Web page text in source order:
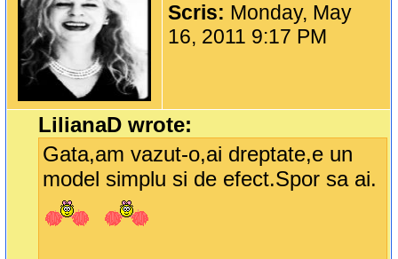
Scris: Monday, May
16, 2011 9:17 PM
LilianaD wrote:
Gata,am vazut-o,ai dreptate,e un
model simplu si de efect.Spor sa ai.